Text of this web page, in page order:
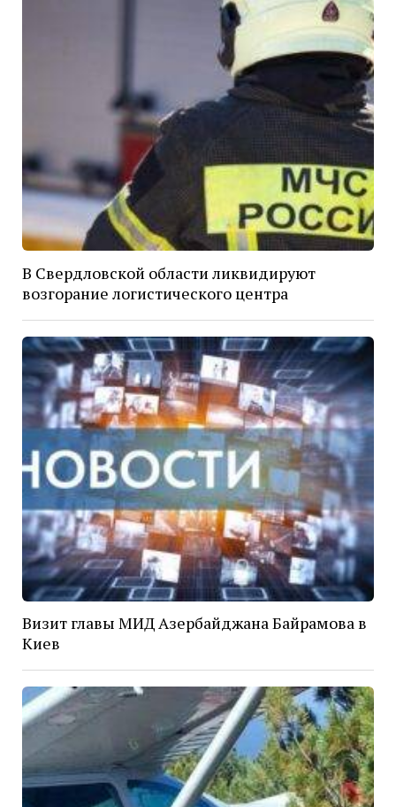
В Свердловской области ликвидируют
возгорание логистического центра
Визит главы МИД Азербайджана Байрамова в
Киев